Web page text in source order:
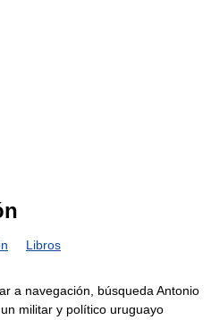
Libros
a navegación, búsqueda Antonio
militar y político uruguayo